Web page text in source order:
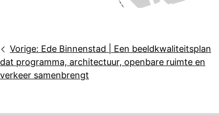
Bericht
navigatie
Vorige: Ede Binnenstad | Een beeldkwaliteitsplan
dat programma, architectuur, openbare ruimte en
verkeer samenbrengt